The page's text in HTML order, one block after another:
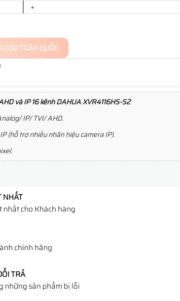
+
COD TOÀN QUỐC
và IP 16 kênh DAHUA XVR4116HS-S2
IP/ TVI/ AHD.
(hỗ trợ nhiều nhãn hiệu camera IP).
NHẤT
nhất cho Khách hàng
chính hãng
TRẢ
những sản phẩm bị lỗi